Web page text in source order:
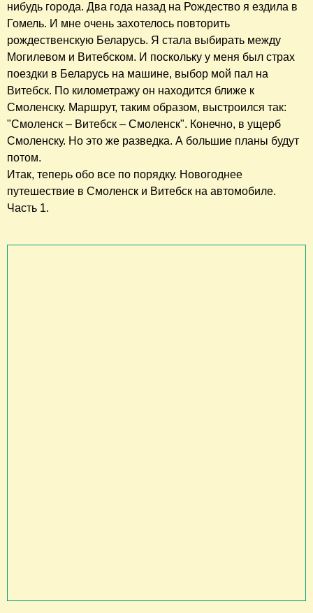
нибудь города. Два года назад на Рождество я ездила в
Гомель. И мне очень захотелось повторить
рождественскую Беларусь. Я стала выбирать между
Могилевом и Витебском. И поскольку у меня был страх
поездки в Беларусь на машине, выбор мой пал на
Витебск. По километражу он находится ближе к
Смоленску. Маршрут, таким образом, выстроился так:
"Смоленск – Витебск – Смоленск". Конечно, в ущерб
Смоленску. Но это же разведка. А большие планы будут
потом.
Итак, теперь обо все по порядку. Новогоднее
путешествие в Смоленск и Витебск на автомобиле.
Часть 1.